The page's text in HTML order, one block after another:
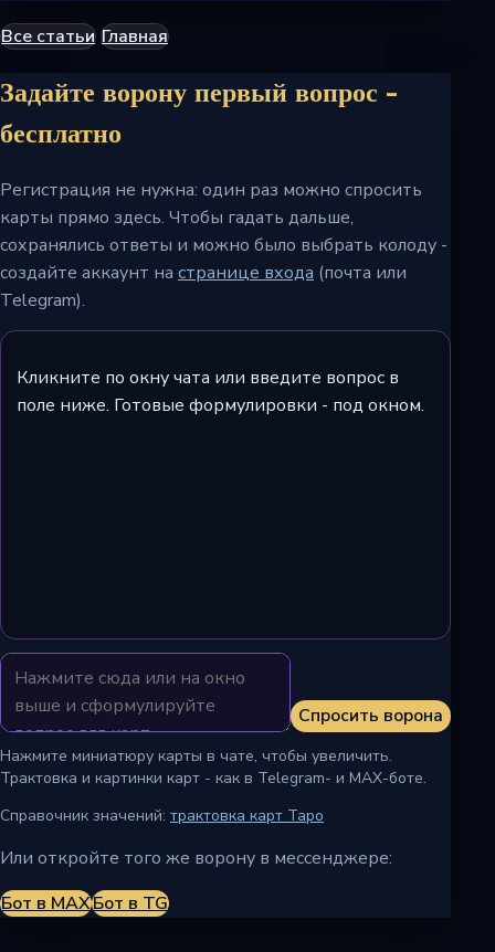
Все статьи Главная
Задайте ворону первый вопрос -
бесплатно
Регистрация не нужна: один раз можно спросить
карты прямо здесь. Чтобы гадать дальше,
сохранялись ответы и можно было выбрать колоду -
создайте аккаунт на странице входа (почта или
Telegram).
Кликните по окну чата или введите вопрос в
поле ниже. Готовые формулировки - под окном.
Спросить ворона
Нажмите миниатюру карты в чате, чтобы увеличить.
Трактовка и картинки карт - как в Telegram- и MAX-боте.
Справочник значений: трактовка карт Таро
Или откройте того же ворону в мессенджере:
Бот в MAXБот в TG